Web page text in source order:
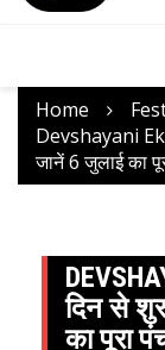
Home
Devshayani
जानें 6 जुलाई का
दिन से
का पूरा